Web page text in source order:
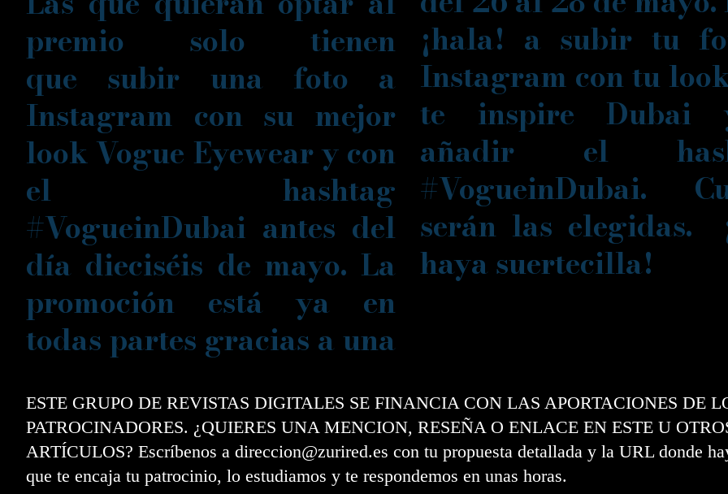
premio solo tienen
que subir una foto a
Instagram con su mejor
look Vogue Eyewear y con
el hashtag
#VogueinDubai antes del
día dieciséis de mayo. La
promoción está ya en
todas partes gracias a una
¡hala! a subir tu
Instagram con tu
te inspire
añadir el
#VogueinDubai.
serán las elegidas.
haya suertecilla!
ESTE GRUPO DE REVISTAS DIGITALES SE FINANCIA CON LAS APORTACIONES DE
PATROCINADORES. ¿QUIERES UNA MENCION, RESEÑA O ENLACE EN ESTE U
ARTÍCULOS? Escríbenos a direccion@zurired.es con tu propuesta detallada y la URL donde
que te encaja tu patrocinio, lo estudiamos y te respondemos en unas horas.